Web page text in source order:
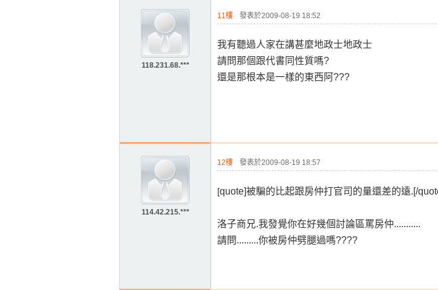
118.231.68.***
11樓 發表於2009-08-19 18:52
我有聽過人家在講甚麼地政士地政士
請問那個跟代書同性質嗎?
還是那根本是一樣的東西阿???
114.42.215.***
12樓 發表於2009-08-19 18:57
[quote]被騙的比起跟房仲打官司的量還差的遠.[/
洛子商兄.我發覺你在好幾個討論區罵房仲...........
請問.........你被房仲劈腿過嗎????